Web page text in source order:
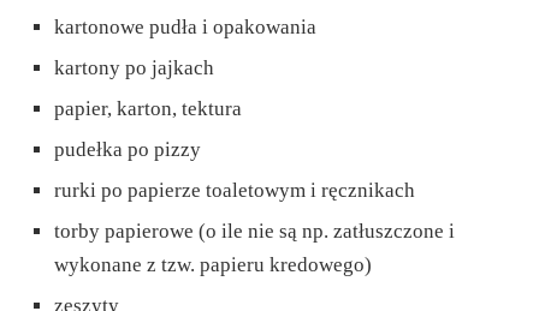
kartonowe pudła i opakowania
kartony po jajkach
papier, karton, tektura
pudełka po pizzy
rurki po papierze toaletowym i ręcznikach
torby papierowe (o ile nie są np. zatłuszczone i
wykonane z tzw. papieru kredowego)
zeszyty